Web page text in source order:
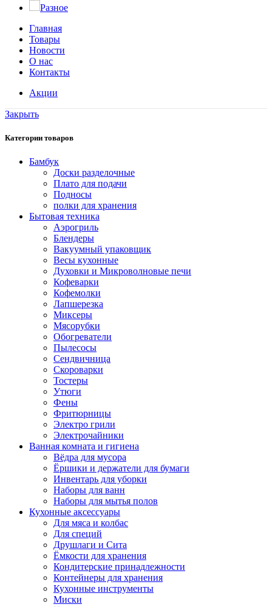
Разное
Главная
Товары
Новости
О нас
Контакты
Акции
Закрыть
Категории товаров
Бамбук
Доски разделочные
Плато для подачи
Подносы
полки для хранения
Бытовая техника
Аэрогриль
Блендеры
Вакуумный упаковщик
Весы кухонные
Духовки и Микроволновые печи
Кофеварки
Кофемолки
Лапшерезка
Миксеры
Мясорубки
Обогреватели
Пылесосы
Сендвичница
Скороварки
Тостеры
Утюги
Фены
Фритюрницы
Электро грили
Электрочайники
Ванная комната и гигиена
Вёдра для мусора
Ёршики и держатели для бумаги
Инвентарь для уборки
Наборы для ванн
Наборы для мытья полов
Кухонные аксессуары
Для мяса и колбас
Для специй
Друшлаги и Сита
Ёмкости для хранения
Кондитерские принадлежности
Контейнеры для хранения
Кухонные инструменты
Миски